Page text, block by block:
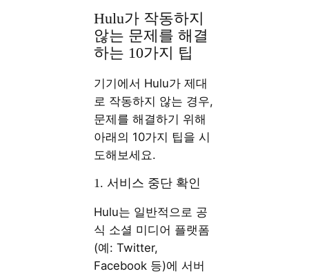
Hulu가 작동하지
않는 문제를 해결
하는 10가지 팁
기기에서 Hulu가 제대
로 작동하지 않는 경우,
문제를 해결하기 위해
아래의 10가지 팁을 시
도해보세요.
1. 서비스 중단 확인
Hulu는 일반적으로 공
식 소셜 미디어 플랫폼
(예: Twitter,
Facebook 등)에 서버